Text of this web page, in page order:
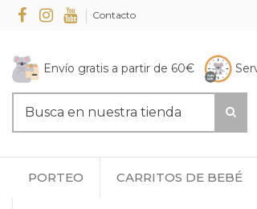
Contacto
Envío gratis a partir de 60€
PORTEO CARRITOS DE BEBÉ